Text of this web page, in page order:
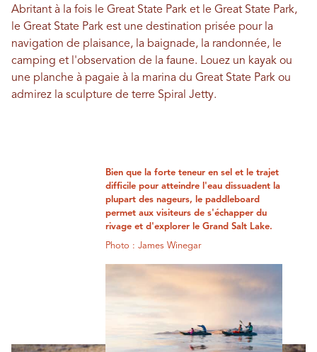
Abritant à la fois le Great State Park et le Great State Park,
le Great State Park est une destination prisée pour la
navigation de plaisance, la baignade, la randonnée, le
camping et l'observation de la faune. Louez un kayak ou
une planche à pagaie à la marina du Great State Park ou
admirez la sculpture de terre Spiral Jetty.
Bien que la forte teneur en sel et le trajet
difficile pour atteindre l'eau dissuadent la
plupart des nageurs, le paddleboard
permet aux visiteurs de s'échapper du
rivage et d'explorer le Grand Salt Lake.
Photo : James Winegar